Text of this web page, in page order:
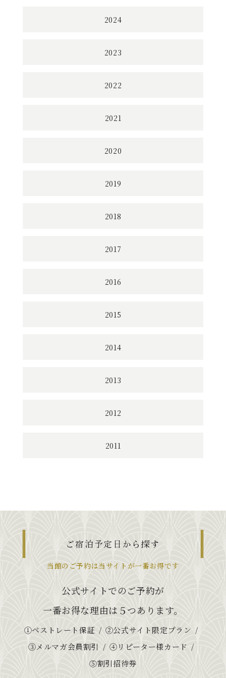
2024
2023
2022
2021
2020
2019
2018
2017
2016
2015
2014
2013
2012
2011
ご宿泊予定日から探す
当館のご予約は当サイトが一番お得です
公式サイトでのご予約が
一番お得な理由は５つあります。
①ベストレート保証
②公式サイト限定プラン
③メルマガ会員割引
④リピーター様カード
⑤割引招待券